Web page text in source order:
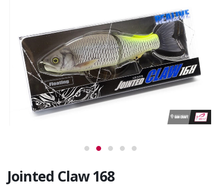
Jointed Claw 168